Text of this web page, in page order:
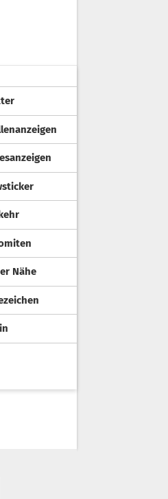
Nähe